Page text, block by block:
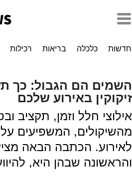
חדשות כלכלה בריאות רכילות
השמים הם הגבול: כך
זיקוקין באירוע שלכם
אילוצי חלל וזמן, תקציב
מהשיקולים, המשפיעים
לאירוע. הכתבה הבאה
והראשונה שבהן היא,